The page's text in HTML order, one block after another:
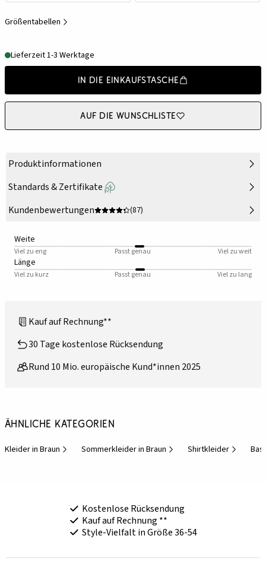
Größentabellen
Lieferzeit 1-3 Werktage
In die Einkaufstasche
Auf die Wunschliste
Produktinformationen
Standards & Zertifikate
Kundenbewertungen
(87)
Weite
Viel zu eng Passt genau Viel zu weit
Länge
Viel zu kurz Passt genau Viel zu lang
Kauf auf Rechnung**
30 Tage kostenlose Rücksendung
Rund 10 Mio. europäische Kund*innen 2025
Ähnliche Kategorien
Kleider in Braun Sommerkleider in Braun Shirtkleider
Kostenlose Rücksendung
Kauf auf Rechnung **
Style-Vielfalt in Größe 36-54